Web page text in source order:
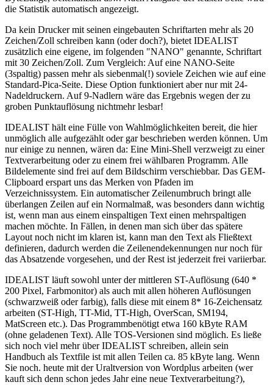
die Statistik automatisch angezeigt.
Da kein Drucker mit seinen eingebauten Schriftarten mehr als 20
Zeichen/Zoll schreiben kann (oder doch?), bietet IDEALIST
zusätzlich eine eigene, im folgenden "NANO" genannte, Schriftart
mit 30 Zeichen/Zoll. Zum Vergleich: Auf eine NANO-Seite
(3spaltig) passen mehr als siebenmal(!) soviele Zeichen wie auf eine
Standard-Pica-Seite. Diese Option funktioniert aber nur mit 24-
Nadeldruckern. Auf 9-Nadlern wäre das Ergebnis wegen der zu
groben Punktauflösung nichtmehr lesbar!
IDEALIST hält eine Fülle von Wahlmöglichkeiten bereit, die hier
unmöglich alle aufgezählt oder gar beschrieben werden können. Um
nur einige zu nennen, wären da: Eine Mini-Shell verzweigt zu einer
Textverarbeitung oder zu einem frei wählbaren Programm. Alle
Bildelemente sind frei auf dem Bildschirm verschiebbar. Das GEM-
Clipboard erspart uns das Merken von Pfaden im
Verzeichnissystem. Ein automatischer Zeilenumbruch bringt alle
überlangen Zeilen auf ein Normalmaß, was besonders dann wichtig
ist, wenn man aus einem einspaltigen Text einen mehrspaltigen
machen möchte. In Fällen, in denen man sich über das spätere
Layout noch nicht im klaren ist, kann man den Text als Fließtext
definieren, dadurch werden die Zeilenendekennungen nur noch für
das Absatzende vorgesehen, und der Rest ist jederzeit frei variierbar.
IDEALIST läuft sowohl unter der mittleren ST-Auflösung (640 *
200 Pixel, Farbmonitor) als auch mit allen höheren Auflösungen
(schwarzweiß oder farbig), falls diese mit einem 8* 16-Zeichensatz
arbeiten (ST-High, TT-Mid, TT-High, OverScan, SM194,
MatScreen etc.). Das Programmbenötigt etwa 160 kByte RAM
(ohne geladenen Text). Alle TOS-Versionen sind möglich. Es ließe
sich noch viel mehr über IDEALIST schreiben, allein sein
Handbuch als Textfile ist mit allen Teilen ca. 85 kByte lang. Wenn
Sie noch. heute mit der Uraltversion von Wordplus arbeiten (wer
kauft sich denn schon jedes Jahr eine neue Textverarbeitung?),